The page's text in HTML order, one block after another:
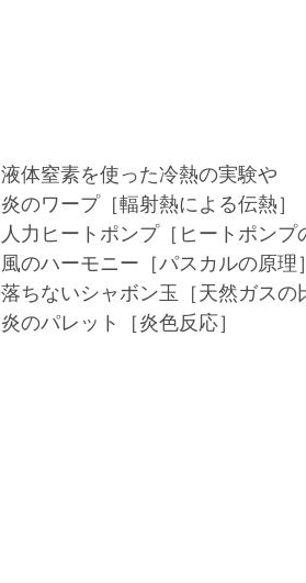
液体窒素を使った冷熱の実験や
炎のワープ［輻射熱による伝熱］
人力ヒートポンプ［ヒートポンプ
風のハーモニー［パスカルの原理］
落ちないシャボン玉［天然ガスの
炎のパレット［炎色反応］